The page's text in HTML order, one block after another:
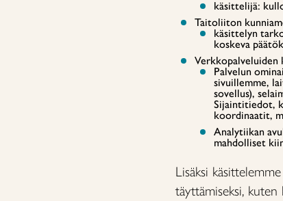
käsittelijä:
Taitoliiton
käsittelyn
koskeva
Palvelun
sivuillemme,
sovellus),
Sijaintitiedot,
koordinaatit,
Analytiikan
mahdolliset
Lisäksi
täyttämiseksi, kuten